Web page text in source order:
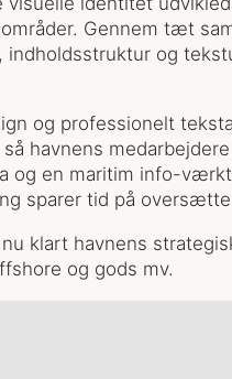
Gennem tæt
indholdsstruktur og
og professionelt
så havnens
og en maritim info-
sparer tid på
klart havnens
og gods mv.